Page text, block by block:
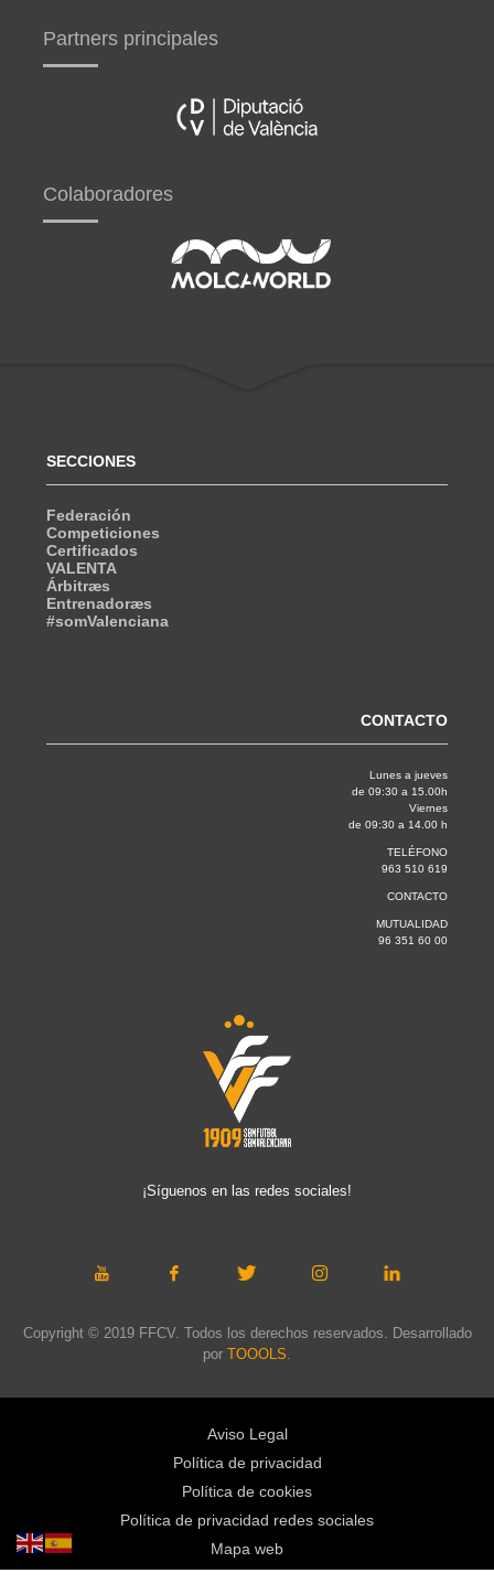
Partners principales
Colaboradores
SECCIONES
Federación
Competiciones
Certificados
VALENTA
Árbitræs
Entrenadoræs
#somValenciana
CONTACTO
Lunes a jueves
de 09:30 a 15.00h
Viernes
de 09:30 a 14.00 h
TELÉFONO
963 510 619
CONTACTO
MUTUALIDAD
96 351 60 00
¡Síguenos en las redes sociales!
Copyright © 2019 FFCV. Todos los derechos reservados. Desarrollado
por TOOOLS.
Aviso Legal
Política de privacidad
Política de cookies
Política de privacidad redes sociales
Mapa web